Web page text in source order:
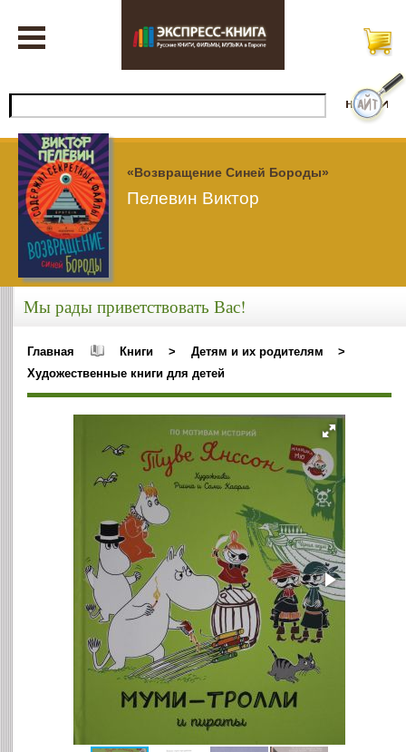
«Возвращение Синей Бороды»
Пелевин Виктор
Мы рады приветствовать Вас!
Главная Книги > Детям и их родителям
>
Художественные книги для детей